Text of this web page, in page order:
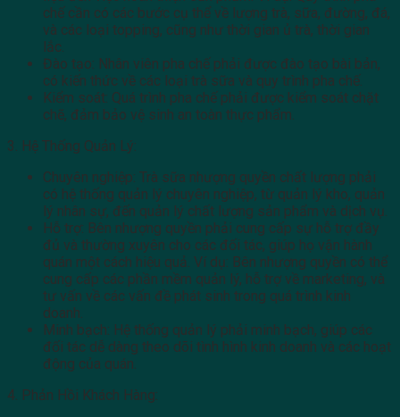
chế cần có các bước cụ thể về lượng trà, sữa, đường, đá,
và các loại topping, cũng như thời gian ủ trà, thời gian
lắc.
Đào tạo: Nhân viên pha chế phải được đào tạo bài bản,
có kiến thức về các loại trà sữa và quy trình pha chế.
Kiểm soát: Quá trình pha chế phải được kiểm soát chặt
chẽ, đảm bảo vệ sinh an toàn thực phẩm.
3. Hệ Thống Quản Lý:
Chuyên nghiệp: Trà sữa nhượng quyền chất lượng phải
có hệ thống quản lý chuyên nghiệp, từ quản lý kho, quản
lý nhân sự, đến quản lý chất lượng sản phẩm và dịch vụ.
Hỗ trợ: Bên nhượng quyền phải cung cấp sự hỗ trợ đầy
đủ và thường xuyên cho các đối tác, giúp họ vận hành
quán một cách hiệu quả. Ví dụ: Bên nhượng quyền có thể
cung cấp các phần mềm quản lý, hỗ trợ về marketing, và
tư vấn về các vấn đề phát sinh trong quá trình kinh
doanh.
Minh bạch: Hệ thống quản lý phải minh bạch, giúp các
đối tác dễ dàng theo dõi tình hình kinh doanh và các hoạt
động của quán.
4. Phản Hồi Khách Hàng: